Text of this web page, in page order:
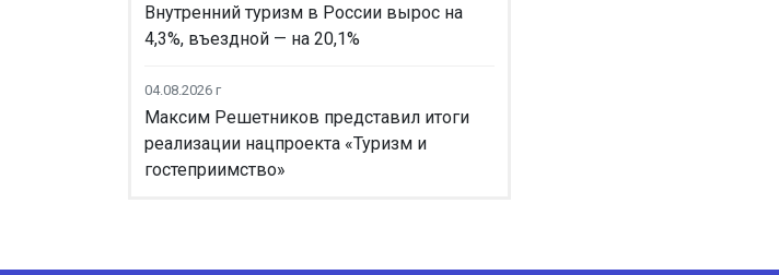
Внутренний туризм в России вырос на
4,3%, въездной — на 20,1%
04.08.2026 г
Максим Решетников представил итоги
реализации нацпроекта «Туризм и
гостеприимство»